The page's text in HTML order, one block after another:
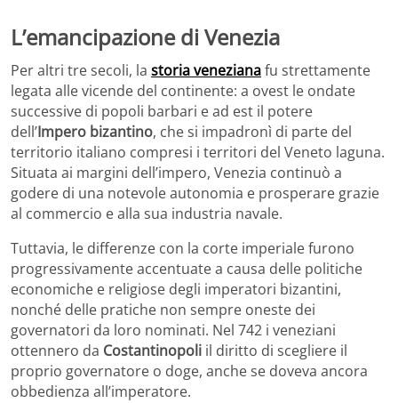
L’emancipazione di Venezia
Per altri tre secoli, la storia venezianafu strettamente
legata alle vicende del continente: a ovest le ondate
successive di popoli barbari e ad est il potere
dell’Impero bizantino, che si impadronì di parte del
territorio italiano compresi i territori del Veneto laguna.
Situata ai margini dell’impero, Venezia continuò a
godere di una notevole autonomia e prosperare grazie
al commercio e alla sua industria navale.
Tuttavia, le differenze con la corte imperiale furono
progressivamente accentuate a causa delle politiche
economiche e religiose degli imperatori bizantini,
nonché delle pratiche non sempre oneste dei
governatori da loro nominati. Nel 742 i veneziani
ottennero da Costantinopoli il diritto di scegliere il
proprio governatore o doge, anche se doveva ancora
obbedienza all’imperatore.